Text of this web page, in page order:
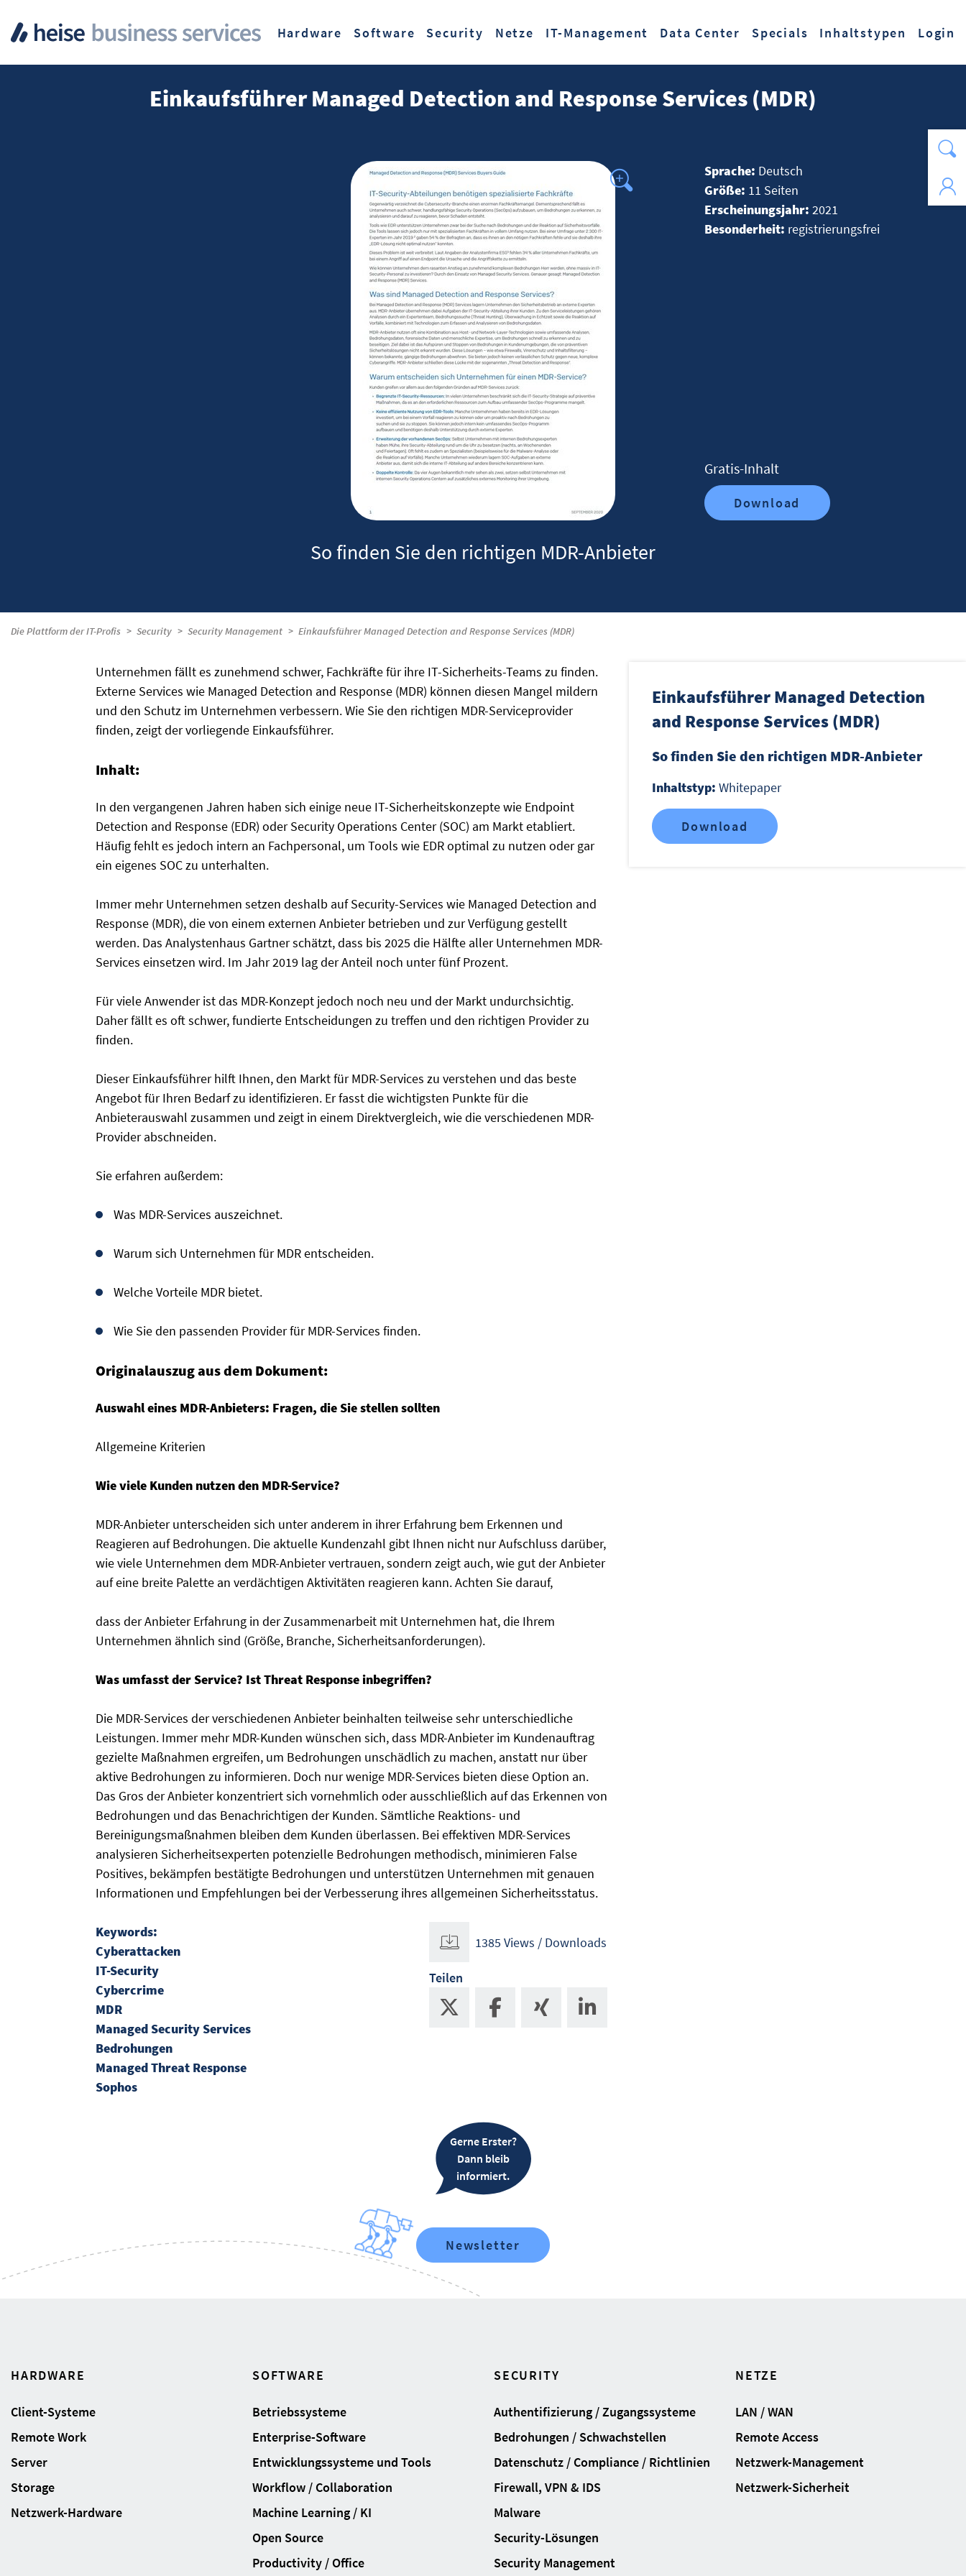
Hardware
Software Security Netze IT-Management Data Center Specials Inhaltstypen Login
Einkaufsführer Managed Detection and Response Services (MDR)
So finden Sie den richtigen MDR-Anbieter
Sprache: Deutsch
Größe: 11 Seiten
Erscheinungsjahr: 2021
Besonderheit: registrierungsfrei
Gratis-Inhalt
Download
Die Plattform der IT-Profis Security Security Management Einkaufsführer Managed Detection and Response Services (MDR)
Unternehmen fällt es zunehmend schwer, Fachkräfte für ihre IT-Sicherheits-Teams zu finden.
Externe Services wie Managed Detection and Response (MDR) können diesen Mangel mildern
und den Schutz im Unternehmen verbessern. Wie Sie den richtigen MDR-Serviceprovider
finden, zeigt der vorliegende Einkaufsführer.
Inhalt:
In den vergangenen Jahren haben sich einige neue IT-Sicherheitskonzepte wie Endpoint
Detection and Response (EDR) oder Security Operations Center (SOC) am Markt etabliert.
Häufig fehlt es jedoch intern an Fachpersonal, um Tools wie EDR optimal zu nutzen oder gar
ein eigenes SOC zu unterhalten.
Immer mehr Unternehmen setzen deshalb auf Security-Services wie Managed Detection and
Response (MDR), die von einem externen Anbieter betrieben und zur Verfügung gestellt
werden. Das Analystenhaus Gartner schätzt, dass bis 2025 die Hälfte aller Unternehmen MDR-
Services einsetzen wird. Im Jahr 2019 lag der Anteil noch unter fünf Prozent.
Für viele Anwender ist das MDR-Konzept jedoch noch neu und der Markt undurchsichtig.
Daher fällt es oft schwer, fundierte Entscheidungen zu treffen und den richtigen Provider zu
finden.
Dieser Einkaufsführer hilft Ihnen, den Markt für MDR-Services zu verstehen und das beste
Angebot für Ihren Bedarf zu identifizieren. Er fasst die wichtigsten Punkte für die
Anbieterauswahl zusammen und zeigt in einem Direktvergleich, wie die verschiedenen MDR-
Provider abschneiden.
Sie erfahren außerdem:
Was MDR-Services auszeichnet.
Warum sich Unternehmen für MDR entscheiden.
Welche Vorteile MDR bietet.
Wie Sie den passenden Provider für MDR-Services finden.
Originalauszug aus dem Dokument:
Auswahl eines MDR-Anbieters: Fragen, die Sie stellen sollten
Allgemeine Kriterien
Wie viele Kunden nutzen den MDR-Service?
MDR-Anbieter unterscheiden sich unter anderem in ihrer Erfahrung bem Erkennen und
Reagieren auf Bedrohungen. Die aktuelle Kundenzahl gibt Ihnen nicht nur Aufschluss darüber,
wie viele Unternehmen dem MDR-Anbieter vertrauen, sondern zeigt auch, wie gut der Anbieter
auf eine breite Palette an verdächtigen Aktivitäten reagieren kann. Achten Sie darauf,
dass der Anbieter Erfahrung in der Zusammenarbeit mit Unternehmen hat, die Ihrem
Unternehmen ähnlich sind (Größe, Branche, Sicherheitsanforderungen).
Was umfasst der Service? Ist Threat Response inbegriffen?
Die MDR-Services der verschiedenen Anbieter beinhalten teilweise sehr unterschiedliche
Leistungen. Immer mehr MDR-Kunden wünschen sich, dass MDR-Anbieter im Kundenauftrag
gezielte Maßnahmen ergreifen, um Bedrohungen unschädlich zu machen, anstatt nur über
aktive Bedrohungen zu informieren. Doch nur wenige MDR-Services bieten diese Option an.
Das Gros der Anbieter konzentriert sich vornehmlich oder ausschließlich auf das Erkennen von
Bedrohungen und das Benachrichtigen der Kunden. Sämtliche Reaktions- und
Bereinigungsmaßnahmen bleiben dem Kunden überlassen. Bei effektiven MDR-Services
analysieren Sicherheitsexperten potenzielle Bedrohungen methodisch, minimieren False
Positives, bekämpfen bestätigte Bedrohungen und unterstützen Unternehmen mit genauen
Informationen und Empfehlungen bei der Verbesserung ihres allgemeinen Sicherheitsstatus.
Keywords:
Cyberattacken
IT-Security
Cybercrime
MDR
Managed Security Services
Bedrohungen
Managed Threat Response
Sophos
1385 Views / Downloads
Teilen
Einkaufsführer Managed Detection
and Response Services (MDR)
So finden Sie den richtigen MDR-Anbieter
Inhaltstyp:Whitepaper
Download
Gerne Erster?
Dann bleib
informiert.
Newsletter
HARDWARE
Client-Systeme
Remote Work
Server
Storage
Netzwerk-Hardware
SOFTWARE
Betriebssysteme
Enterprise-Software
Entwicklungssysteme und Tools
Workflow / Collaboration
Machine Learning / KI
Open Source
Productivity / Office
SECURITY
Authentifizierung / Zugangssysteme
Bedrohungen / Schwachstellen
Datenschutz / Compliance / Richtlinien
Firewall, VPN & IDS
Malware
Security-Lösungen
Security Management
NETZE
LAN / WAN
Remote Access
Netzwerk-Management
Netzwerk-Sicherheit